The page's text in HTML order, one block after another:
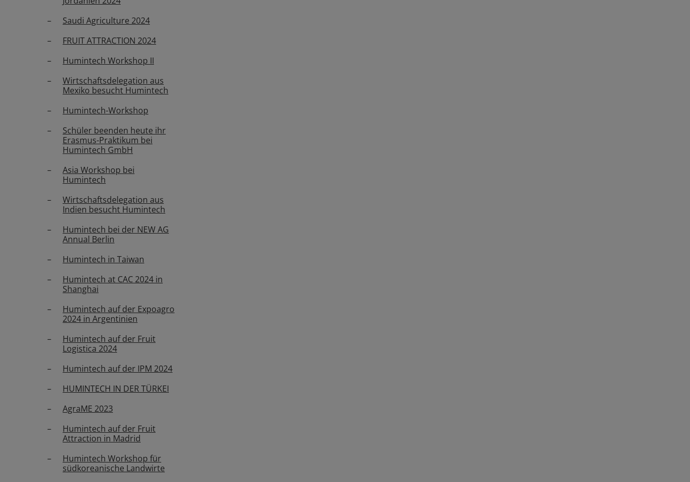
Saudi Agriculture 2024
FRUIT ATTRACTION 2024
Humintech Workshop II
Wirtschaftsdelegation aus
Mexiko besucht Humintech
Humintech-Workshop
Schüler beenden heute ihr
Erasmus-Praktikum bei
Humintech GmbH
Asia Workshop bei
Humintech
Wirtschaftsdelegation aus
Indien besucht Humintech
Humintech bei der NEW AG
Annual Berlin
Humintech in Taiwan
Humintech at CAC 2024 in
Shanghai
Humintech auf der Expoagro
2024 in Argentinien
Humintech auf der Fruit
Logistica 2024
Humintech auf der IPM 2024
HUMINTECH IN DER TÜRKEI
AgraME 2023
Humintech auf der Fruit
Attraction in Madrid
Humintech Workshop für
südkoreanische Landwirte